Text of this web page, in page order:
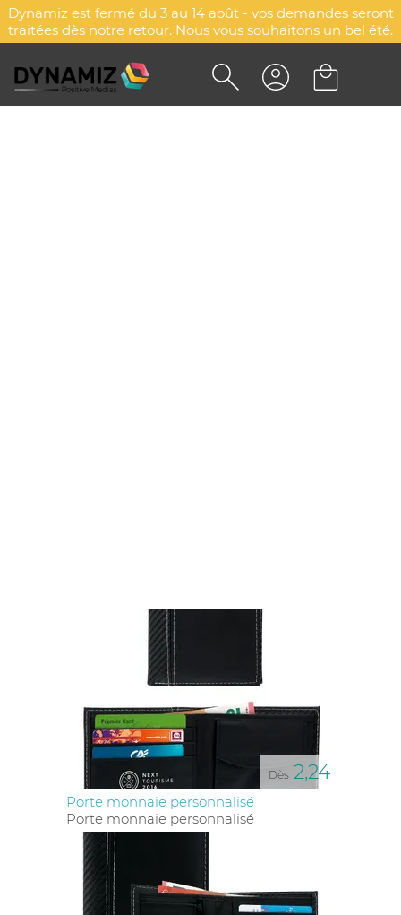
Dynamiz est fermé du 3 au 14 août - vos demandes seront
traitées dès notre retour. Nous vous souhaitons un bel été.
Sacs, bagages & maroquinerie
Accueil
Dès 2,24
Porte monnaie personnalisé
Porte monnaie personnalisé